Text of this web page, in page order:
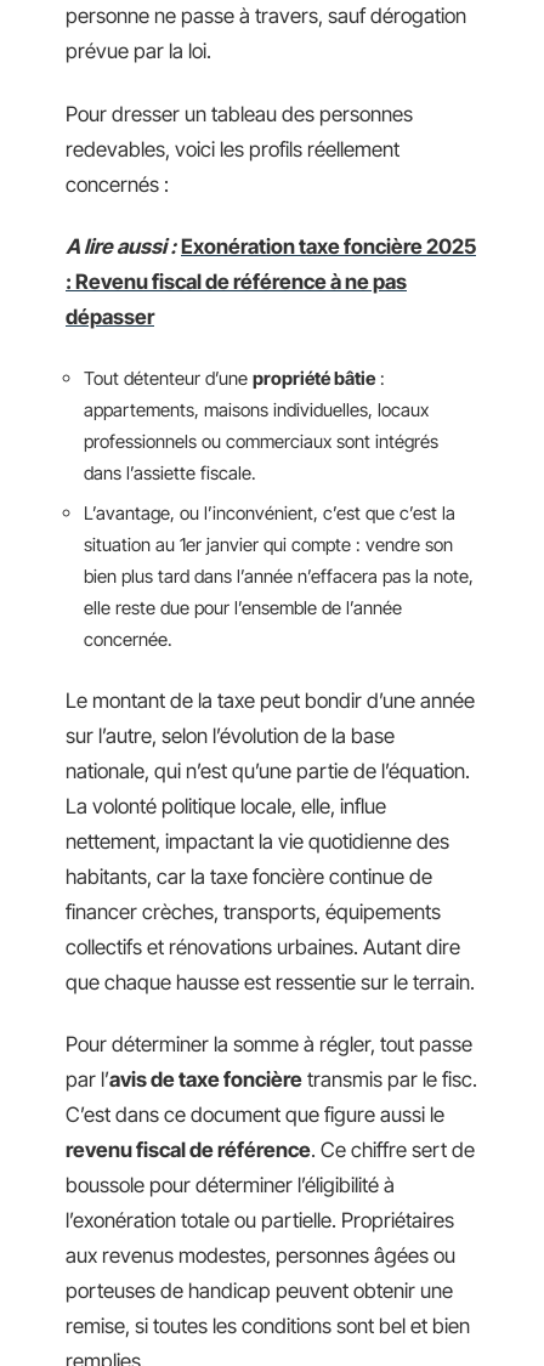
personne ne passe à travers, sauf dérogation
prévue par la loi.
Pour dresser un tableau des personnes
redevables, voici les profils réellement
concernés :
A lire aussi : Exonération taxe foncière 2025
: Revenu fiscal de référence à ne pas
dépasser
Tout détenteur d’une propriété bâtie :
appartements, maisons individuelles, locaux
professionnels ou commerciaux sont intégrés
dans l’assiette fiscale.
L’avantage, ou l’inconvénient, c’est que c’est la
situation au 1er janvier qui compte : vendre son
bien plus tard dans l’année n’effacera pas la note,
elle reste due pour l’ensemble de l’année
concernée.
Le montant de la taxe peut bondir d’une année
sur l’autre, selon l’évolution de la base
nationale, qui n’est qu’une partie de l’équation.
La volonté politique locale, elle, influe
nettement, impactant la vie quotidienne des
habitants, car la taxe foncière continue de
financer crèches, transports, équipements
collectifs et rénovations urbaines. Autant dire
que chaque hausse est ressentie sur le terrain.
Pour déterminer la somme à régler, tout passe
par l’avis de taxe foncière transmis par le fisc.
C’est dans ce document que figure aussi le
revenu fiscal de référence. Ce chiffre sert de
boussole pour déterminer l’éligibilité à
l’exonération totale ou partielle. Propriétaires
aux revenus modestes, personnes âgées ou
porteuses de handicap peuvent obtenir une
remise, si toutes les conditions sont bel et bien
remplies.